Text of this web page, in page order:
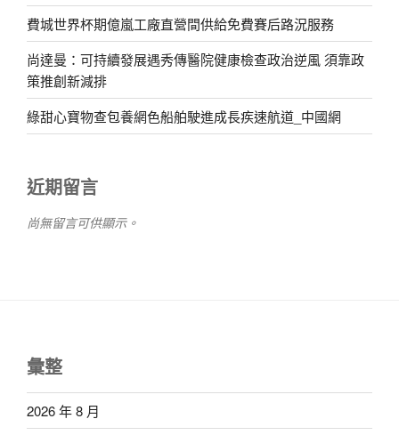
費城世界杯期億嵐工廠直營間供給免費賽后路況服務
尚達曼：可持續發展遇秀傳醫院健康檢查政治逆風 須靠政
策推創新減排
綠甜心寶物查包養網色船舶駛進成長疾速航道_中國網
近期留言
尚無留言可供顯示。
彙整
2026 年 8 月